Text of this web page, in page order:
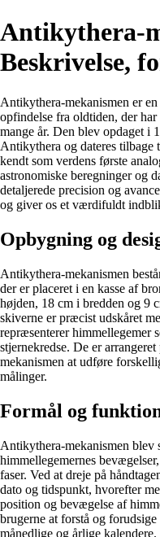
Antikythera-
Beskrivelse,
Antikythera-mekanismen er
opfindelse fra oldtiden, der
mange år. Den blev opdaget i
Antikythera og dateres
kendt som verdens første
astronomiske beregninger og
detaljerede precision og
og giver os et værdifuldt
Opbygning og
Antikythera-mekanismen
der er placeret i en kasse af
højden, 18 cm i bredden og 9
skiverne er præcist udskåret
repræsenterer himmellegemer
stjernekredse. De er
mekanismen at udføre
målinger.
Formål og
Antikythera-mekanismen
himmellegemernes
faser. Ved at dreje på
dato og tidspunkt, hvorefter
position og bevægelse af
brugerne at forstå og
månedlige og årlige kalendere.